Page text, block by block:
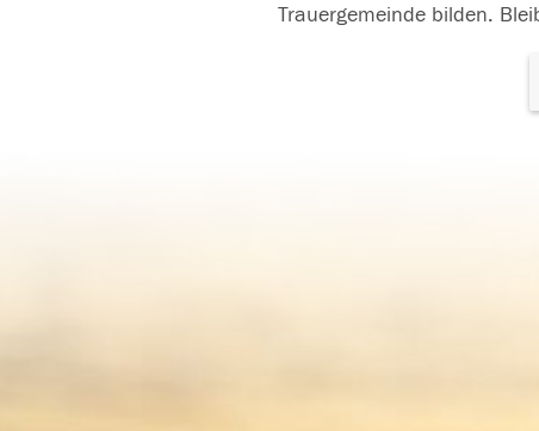
Trauergemeinde bilden.